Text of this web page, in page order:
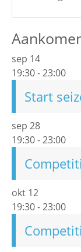
sep 14
19:30-23:00
Start
sep 28
19:30-23:00
okt 12
19:30-23:00